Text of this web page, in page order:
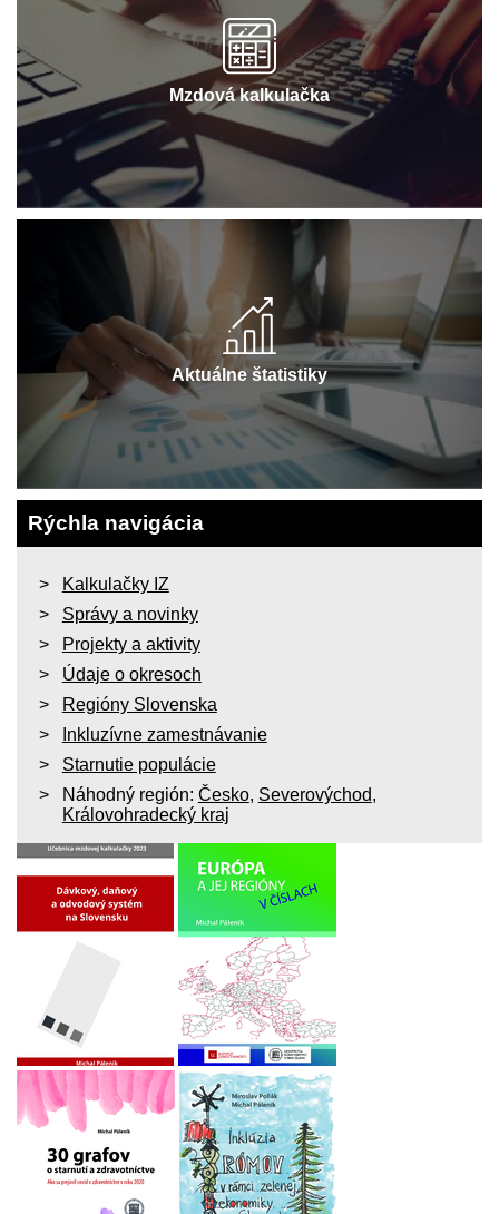
Mzdová kalkulačka
Aktuálne štatistiky
Rýchla navigácia
Kalkulačky IZ
Správy a novinky
Projekty a aktivity
Údaje o okresoch
Regióny Slovenska
Inkluzívne zamestnávanie
Starnutie populácie
Náhodný región: Česko, Severovýchod,
Královohradecký kraj